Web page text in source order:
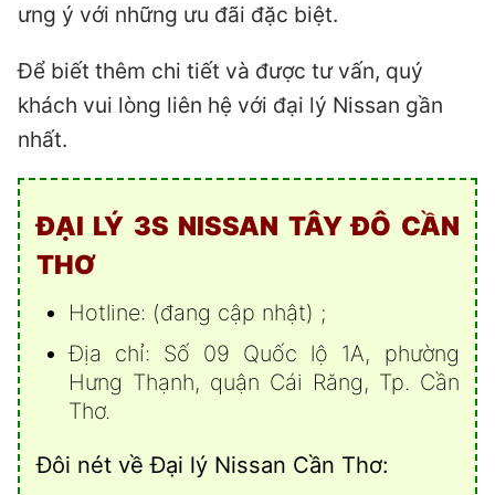
ưng ý với những ưu đãi đặc biệt.
Để biết thêm chi tiết và được tư vấn, quý
khách vui lòng liên hệ với đại lý Nissan gần
nhất.
ĐẠI LÝ 3S NISSAN TÂY ĐÔ CẦN
THƠ
Hotline: (đang cập nhật) ;
Địa chỉ: Số 09 Quốc lộ 1A, phường
Hưng Thạnh, quận Cái Răng, Tp. Cần
Thơ.
Đôi nét về Đại lý Nissan Cần Thơ: